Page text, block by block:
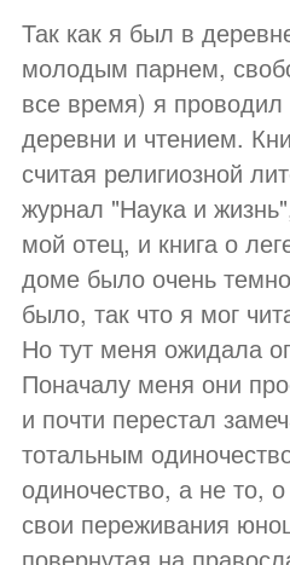
Так как я был в
молодым парнем,
все время) я проводил
деревни и чтением.
считая религиозной
журнал "Наука и
мой отец, и книга о
доме было очень
было, так что я мог
Но тут меня ожидала
Поначалу меня они
и почти перестал
тотальным
одиночество, а не то,
свои переживания